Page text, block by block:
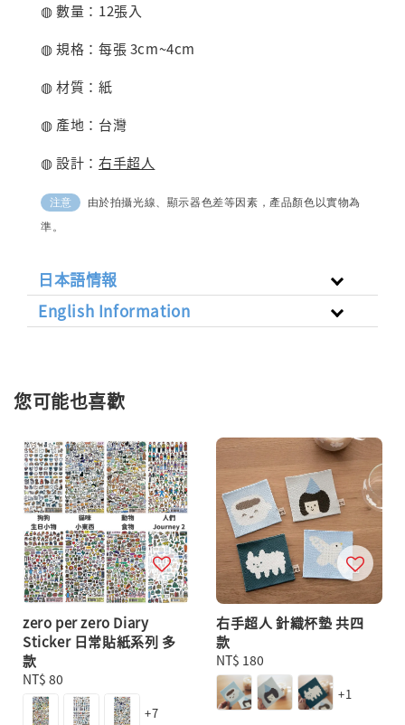
◍ 數量：12張入
◍ 規格：每張 3cm~4cm
◍ 材質：紙
◍ 產地：台灣
◍ 設計： 右手超人
注意
由於拍攝光線、顯示器色差等因素，產品顏色以實物為
準。
日本語情報
English Information
您可能也喜歡
zero per zero Diary
Sticker 日常貼紙系列 多
款
Regular
price
NT$ 80
+7
右手超人 針織杯墊 共四
款
Regular
price
NT$ 180
+1